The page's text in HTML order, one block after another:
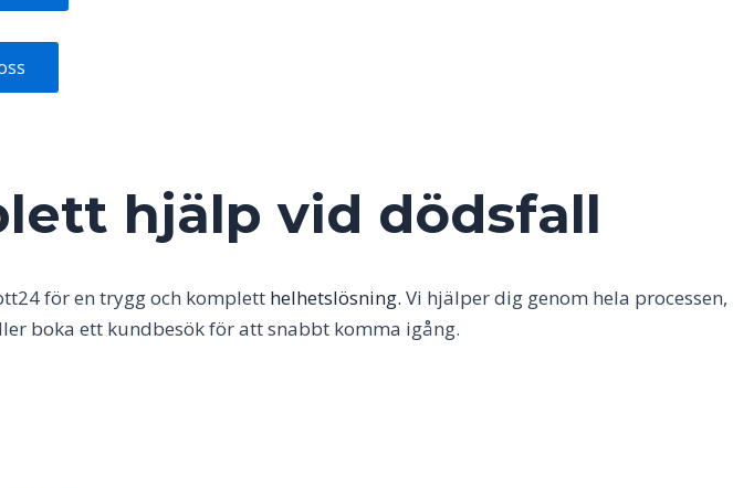
hjälp vid dödsfall
för en trygg och komplett helhetslösning. Vi hjälper dig genom hela processen,
boka ett kundbesök för att snabbt komma igång.